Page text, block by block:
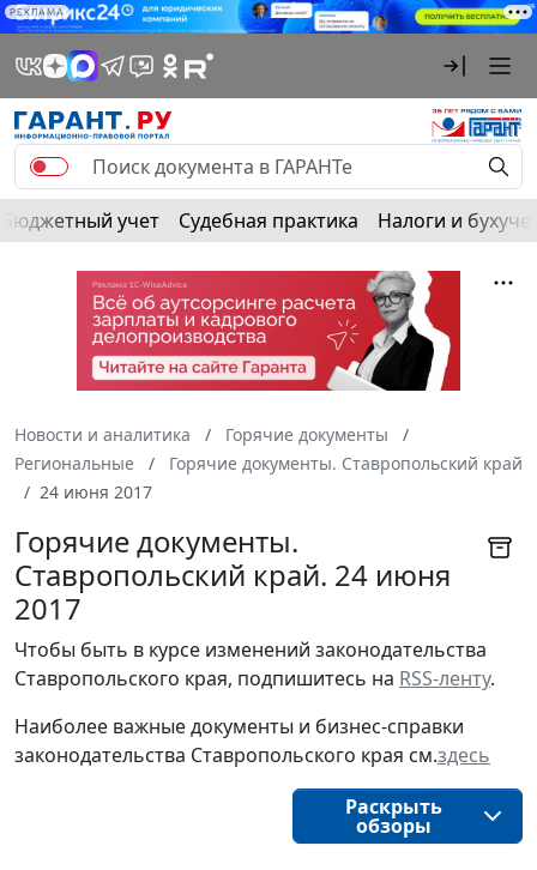
РЕКЛАМА
Бюджетный учет Судебная практика Налоги и
Новости и аналитика
Горячие документы
Региональные
Горячие документы. Ставропольский край
24 июня 2017
Горячие документы.
Ставропольский край. 24 июня
2017
Чтобы быть в курсе изменений законодательства
Ставропольского края, подпишитесь на RSS-ленту.
Наиболее важные документы и бизнес-справки
законодательства Ставропольского края см.здесь
Раскрыть
обзоры